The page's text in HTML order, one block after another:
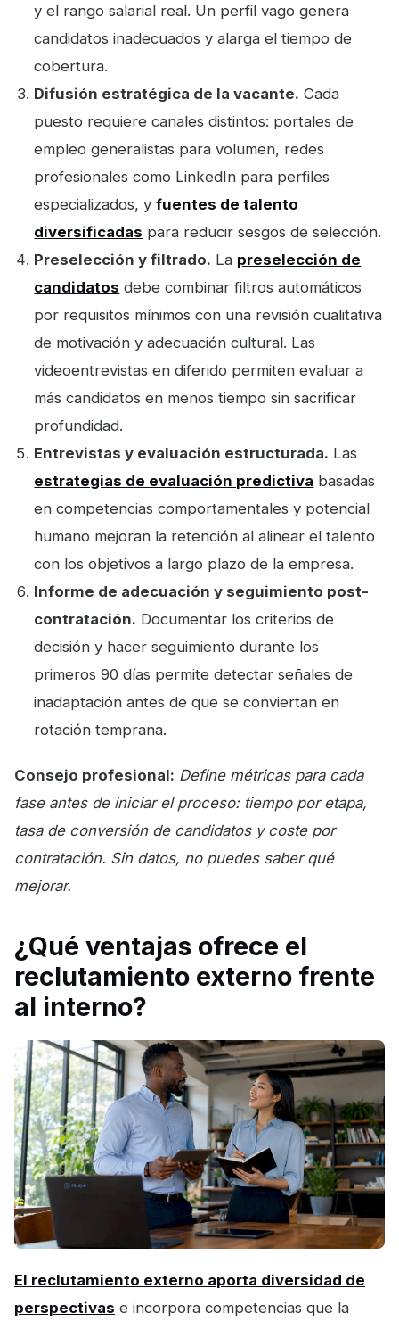
y el rango salarial real. Un perfil vago genera
candidatos inadecuados y alarga el tiempo de
cobertura.
Difusión estratégica de la vacante. Cada
puesto requiere canales distintos: portales de
empleo generalistas para volumen, redes
profesionales como LinkedIn para perfiles
especializados, yfuentes de talento
diversificadas para reducir sesgos de selección.
Preselección y filtrado. La preselección de
candidatos debe combinar filtros automáticos
por requisitos mínimos con una revisión cualitativa
de motivación y adecuación cultural. Las
videoentrevistas en diferido permiten evaluar a
más candidatos en menos tiempo sin sacrificar
profundidad.
Entrevistas y evaluación estructurada. Las
estrategias de evaluación predictiva basadas
en competencias comportamentales y potencial
humano mejoran la retención al alinear el talento
con los objetivos a largo plazo de la empresa.
Informe de adecuación y seguimiento post-
contratación. Documentar los criterios de
decisión y hacer seguimiento durante los
primeros 90 días permite detectar señales de
inadaptación antes de que se conviertan en
rotación temprana.
Consejo profesional: Define métricas para cada
fase antes de iniciar el proceso: tiempo por etapa,
tasa de conversión de candidatos y coste por
contratación. Sin datos, no puedes saber qué
mejorar.
¿Qué ventajas ofrece el
reclutamiento externo frente
al interno?
El reclutamiento externo aporta diversidad de
perspectivas e incorpora competencias que la